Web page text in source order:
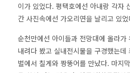
이가 있었다. 평택호에선 아내랑 각자
간 사진속에선 가오리연을 날리고 있었
순천만에선 아이들과 전망대에 올라가
내려다 봤고 실내전시물을 구경했는데
벌에서 칠게와 짱뚱어를 만났다. 마지